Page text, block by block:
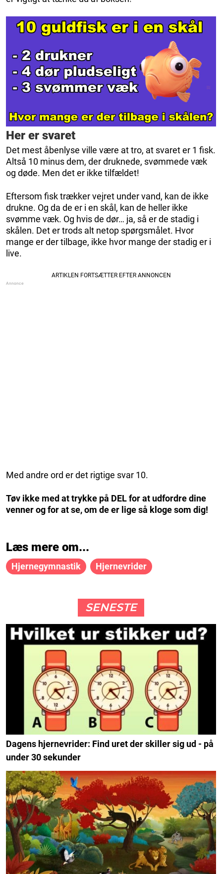
Her er svaret
Det mest åbenlyse ville være at tro, at svaret er 1 fisk.
Altså 10 minus dem, der druknede, svømmede væk
og døde. Men det er ikke tilfældet!
Eftersom fisk trækker vejret under vand, kan de ikke
drukne. Og da de er i en skål, kan de heller ikke
svømme væk. Og hvis de dør… ja, så er de stadig i
skålen. Det er trods alt netop spørgsmålet. Hvor
mange er der tilbage, ikke hvor mange der stadig er i
live.
Med andre ord er det rigtige svar 10.
Tøv ikke med at trykke på DEL for at udfordre dine
venner og for at se, om de er lige så kloge som dig!
Læs mere om...
Hjernegymnastik Hjernevrider
SENESTE
Dagens hjernevrider: Find uret der skiller sig ud - på
under 30 sekunder